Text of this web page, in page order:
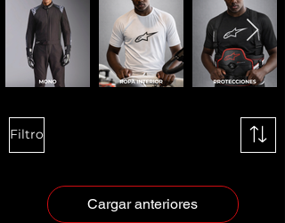
Filtro
Cargar anteriores